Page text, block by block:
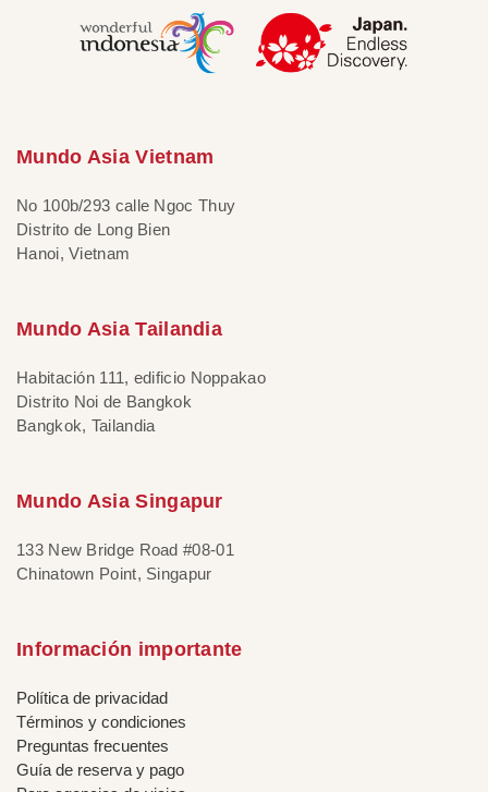
Mundo Asia Vietnam
No 100b/293 calle Ngoc Thuy
Distrito de Long Bien
Hanoi, Vietnam
Mundo Asia Tailandia
Habitación 111, edificio Noppakao
Distrito Noi de Bangkok
Bangkok, Tailandia
Mundo Asia Singapur
133 New Bridge Road #08-01
Chinatown Point, Singapur
Información importante
Política de privacidad
Términos y condiciones
Preguntas frecuentes
Guía de reserva y pago